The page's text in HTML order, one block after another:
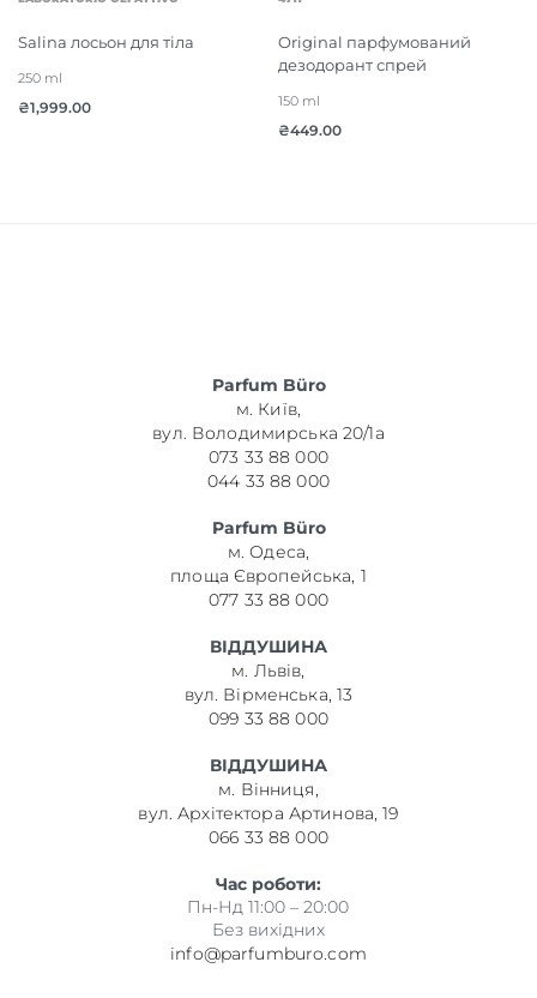
Salina лосьон для тіла
250 ml
₴1,999.00
Original парфумований
дезодорант спрей
150 ml
₴449.00
Parfum Büro
м. Київ,
вул. Володимирська 20/1а
073 33 88 000
044 33 88 000
Parfum Büro
м. Одеса,
площа Європейська, 1
077 33 88 000
ВІДДУШИНА
м. Львів,
вул. Вірменська, 13
099 33 88 000
ВІДДУШИНА
м. Вінниця,
вул. Архітектора Артинова, 19
066 33 88 000
Час роботи:
Пн-Нд 11:00 – 20:00
Без вихідних
info@parfumburo.com